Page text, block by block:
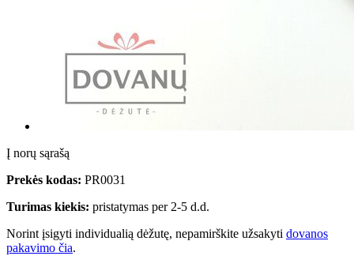
Į norų sąrašą
Prekės kodas: PR0031
Turimas kiekis: pristatymas per 2-5 d.d.
Norint įsigyti individualią dėžutę, nepamirškite užsakyti dovanos
pakavimo čia.